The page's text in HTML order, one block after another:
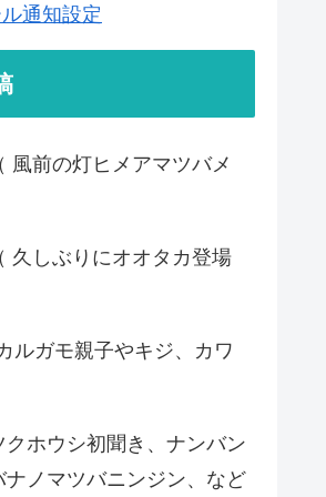
通知設定
風前の灯ヒメアマツバメ
久しぶりにオオタカ登場
ルガモ親子やキジ、カワ
ホウシ初聞き、ナンバン
ナノマツバニンジン、など